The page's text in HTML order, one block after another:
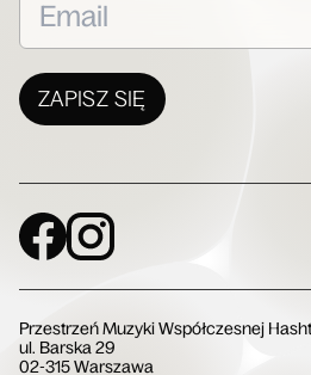
ZAPISZ SIĘ
Social Media
Przestrzeń Muzyki Współczesnej
ul. Barska 29
02-315 Warszawa